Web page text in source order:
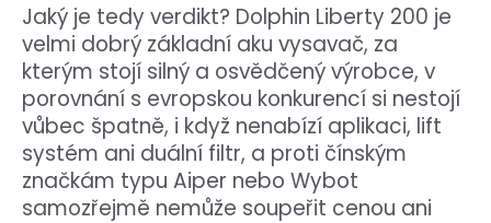
Jaký je tedy verdikt? Dolphin Liberty 200 je
velmi dobrý základní aku vysavač, za
kterým stojí silný a osvědčený výrobce, v
porovnání s evropskou konkurencí si nestojí
vůbec špatně, i když nenabízí aplikaci, lift
systém ani duální filtr, a proti čínským
značkám typu Aiper nebo Wybot
samozřejmě nemůže soupeřit cenou ani